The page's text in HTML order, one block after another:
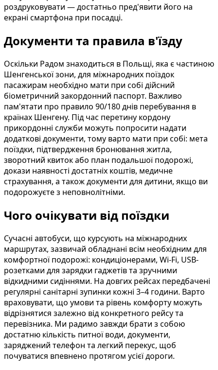
роздруковувати — достатньо пред'явити його на
екрані смартфона при посадці.
Документи та правила в'їзду
Оскільки Радом знаходиться в Польщі, яка є частиною
Шенгенської зони, для міжнародних поїздок
пасажирам необхідно мати при собі дійсний
біометричний закордонний паспорт. Важливо
пам'ятати про правило 90/180 днів перебування в
країнах Шенгену. Під час перетину кордону
прикордонні служби можуть попросити надати
додаткові документи, тому варто мати при собі: мета
поїздки, підтвердження бронювання житла,
зворотний квиток або план подальшої подорожі,
докази наявності достатніх коштів, медичне
страхування, а також документи для дитини, якщо ви
подорожуєте з неповнолітніми.
Чого очікувати від поїздки
Сучасні автобуси, що курсують на міжнародних
маршрутах, зазвичай обладнані всім необхідним для
комфортної подорожі: кондиціонерами, Wi-Fi, USB-
розетками для зарядки гаджетів та зручними
відкидними сидіннями. На довгих рейсах передбачені
регулярні санітарні зупинки кожні 3–4 години. Варто
враховувати, що умови та рівень комфорту можуть
відрізнятися залежно від конкретного рейсу та
перевізника. Ми радимо завжди брати з собою
достатню кількість питної води, документи,
заряджений телефон та легкий перекус, щоб
почуватися впевнено протягом усієї дороги.